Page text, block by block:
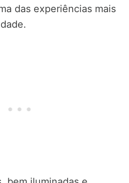
das experiências mais